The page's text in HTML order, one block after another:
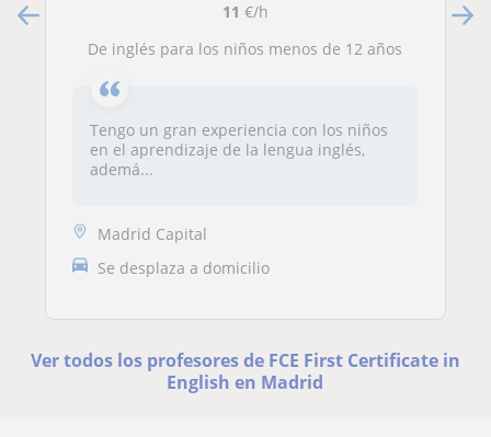
11 €/h
De inglés para los niños menos de 12 años
Tengo un gran experiencia con los niños
en el aprendizaje de la lengua inglés,
ademá...
Madrid Capital
Se desplaza a domicilio
Ver todos los profesores de FCE First Certificate in
English en Madrid